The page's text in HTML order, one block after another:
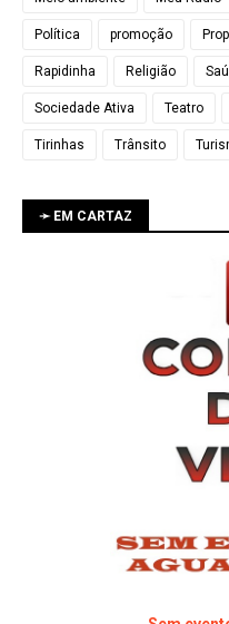
Política promoção
Rapidinha Religião
Sociedade Ativa Teatro
Tirinhas Trânsito
➛ EM CARTAZ